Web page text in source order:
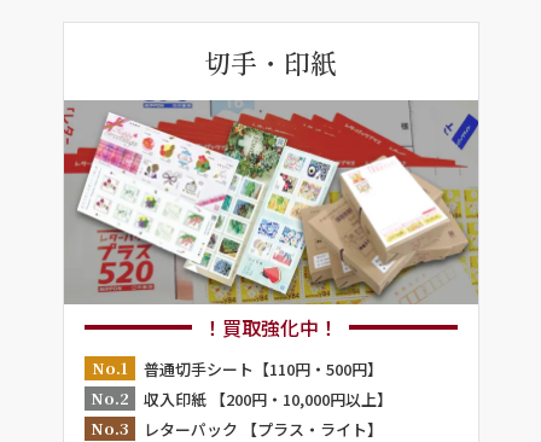
切手・印紙
！買取強化中！
No.1
普通切手シート【110円・500円】
No.2
収入印紙 【200円・10,000円以上】
No.3
レターパック 【プラス・ライト】